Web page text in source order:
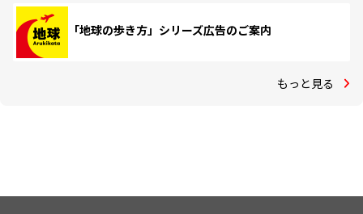
「地球の歩き方」シリーズ広告のご案内
もっと見る